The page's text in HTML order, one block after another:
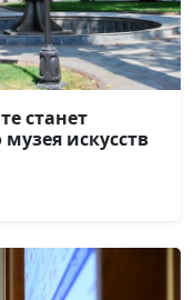
станет
искусств